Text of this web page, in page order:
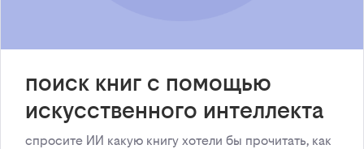
поиск книг с помощью
искусственного интеллекта
спросите ИИ какую книгу хотели бы прочитать, как